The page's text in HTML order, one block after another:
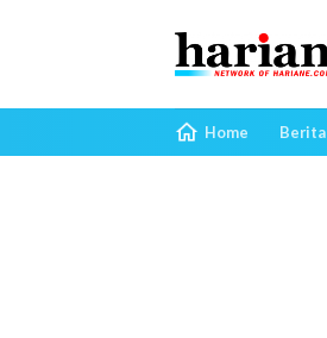
Home Berita